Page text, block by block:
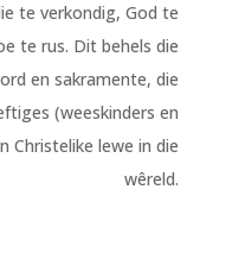
te verkondig, God te
te rus. Dit behels die
en sakramente, die
(weeskinders en
Christelike lewe in die
wêreld.